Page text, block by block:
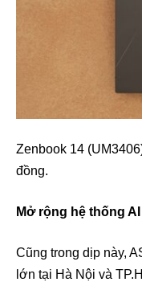
Zenbook 14
đồng.
Mở rộng hệ thống
Cũng trong dịp này,
lớn tại Hà Nội và